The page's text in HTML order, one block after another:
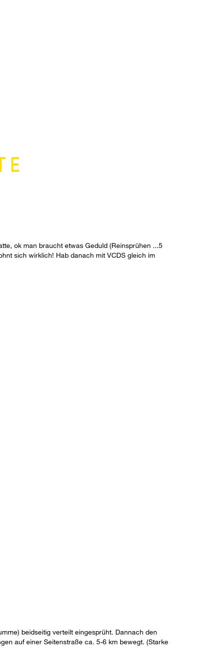
ok man braucht etwas Geduld (Reinsprühen ...5
sich wirklich! Hab danach mit VCDS gleich im
beidseitig verteilt eingesprüht. Dannach den
auf einer Seitenstraße ca. 5-6 km bewegt. (Starke